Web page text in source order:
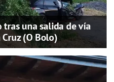
una salida de vía
(O Bolo)